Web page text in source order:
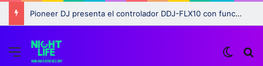
Pioneer DJ presenta el controlador DDJ-FLX10 con funciones revolucionarias para DJs
Menu